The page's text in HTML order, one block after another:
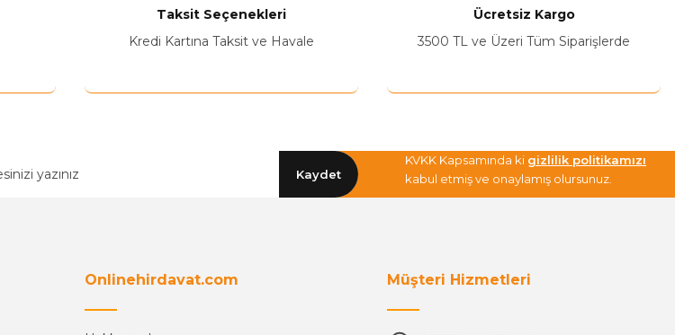
Taksit Seçenekleri
Kredi Kartına Taksit ve Havale
Ücretsiz Kargo
3500 TL ve Üzeri Tüm Siparişlerde
Kaydet
KVKK Kapsamında ki gizlilik politikamızı
kabul etmiş ve onaylamış olursunuz.
Onlinehirdavat.com Müşteri Hizmetleri